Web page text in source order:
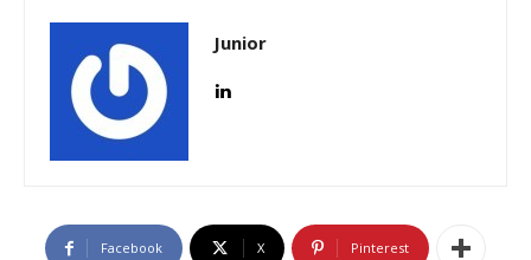
Junior
Facebook X Pinterest